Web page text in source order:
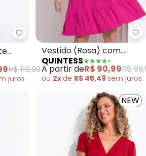
Quintess - Vestido com
R$ 119,99
juros
Vestido (Rosa) com
Camadas
QUINTESS
A partir deR$ 90,99R$
ou 2xde R$ 45,49sem juros
NEW